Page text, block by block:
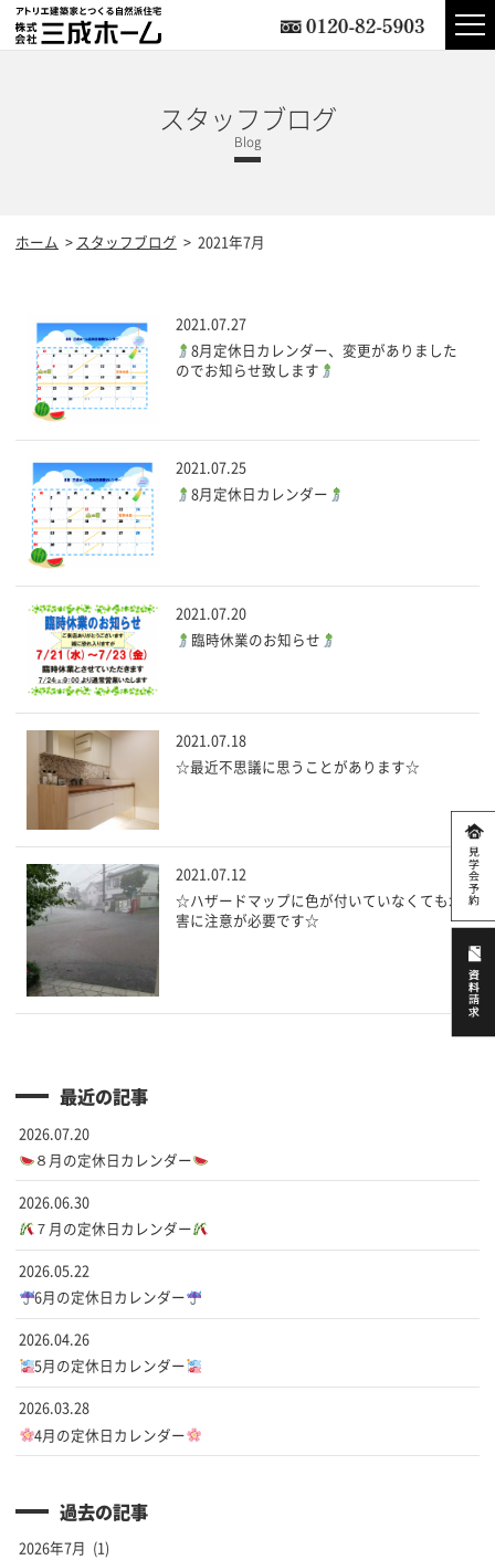
スタッフブログ
ホーム スタッフブログ 2021年7月
2021.07.27
8月定休日カレンダー、変更がありました
のでお知らせ致します
2021.07.25
8月定休日カレンダー
2021.07.20
臨時休業のお知らせ
2021.07.18
☆最近不思議に思うことがあります☆
2021.07.12
☆ハザードマップに色が付いていなくても水
害に注意が必要です☆
最近の記事
2026.07.20
８月の定休日カレンダー
2026.06.30
７月の定休日カレンダー
2026.05.22
6月の定休日カレンダー
2026.04.26
5月の定休日カレンダー
2026.03.28
4月の定休日カレンダー
過去の記事
2026年7月 (1)